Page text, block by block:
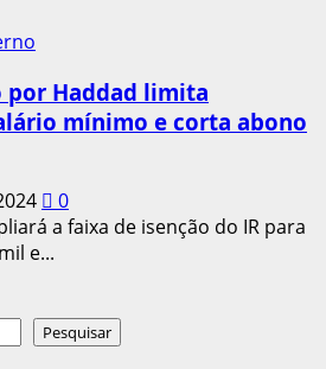
por Haddad limita
mínimo e corta abono
0
a faixa de isenção do IR para
e...
Pesquisar